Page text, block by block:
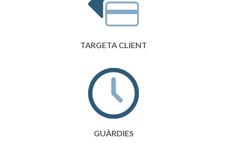
TARGETA CLIENT
GUÀRDIES